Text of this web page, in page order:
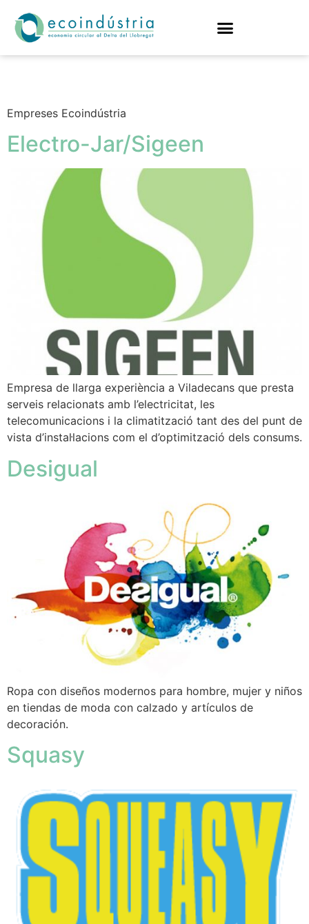
Empreses Ecoindústria
Electro-Jar/Sigeen
Empresa de llarga experiència a Viladecans que presta
serveis relacionats amb l’electricitat, les
telecomunicacions i la climatització tant des del punt de
vista d’instal·lacions com el d’optimització dels consums.
Desigual
Ropa con diseños modernos para hombre, mujer y niños
en tiendas de moda con calzado y artículos de
decoración.
Squasy